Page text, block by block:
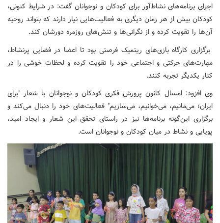
اجرای برنامه‌های نشاط‌آور برای کودکان و نوجوانان گفت: در شرایط کنونی،
کودکان بیش از هر زمان دیگری به فعالیت‌هایی نیاز دارند که بتواند روحیه
آن‌ها را تقویت کرده و از نگرانی‌ها و تنش‌های روزمره دورشان کند.
برگزاری کارگاه بازی‌های ریتمیک فرصتی بود تا اعضا در فضایی پرنشاط،
مهارت‌های حرکتی و اجتماعی خود را تقویت کرده و لحظات خوشی را در
کنار یکدیگر تجربه کنند.
وی افزود: امسال کانون پرورش فکری کودکان و نوجوانان با شعار "برای
ایران؛ می‌مانیم، می‌خوانیم، می‌سازیم" فعالیت‌های خود را دنبال می‌کند و
برگزاری این‌گونه برنامه‌ها نیز در راستای تحقق این شعار و ایجاد امید،
پویایی و نشاط در میان کودکان و نوجوانان است.